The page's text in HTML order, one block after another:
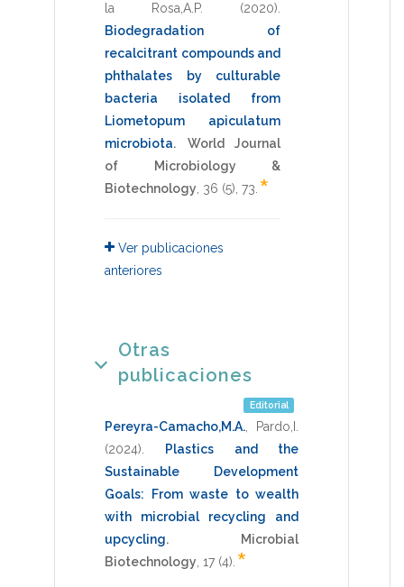
la Rosa,A.P. (2020)
Biodegradation of
recalcitrant compounds and
phthalates by culturable
bacteria isolated from
Liometopum apiculatum
microbiota.
World Journal
of Microbiology &
Biotechnology 36 (5), 73 *
Ver publicaciones
anteriores
Otras
publicaciones
Editorial
Pereyra-Camacho,M.A.
Pardo,I.
(2024)
Plastics and the
Sustainable Development
Goals: From waste to wealth
with microbial recycling and
upcycling.
Microbial
Biotechnology 17 (4). *